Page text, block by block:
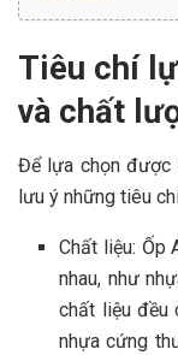
Tiêu chí
và chất
Để lựa chọn
lưu ý những tiêu
Chất liệu: Ốp
nhau, như
chất liệu đều
nhựa cứng